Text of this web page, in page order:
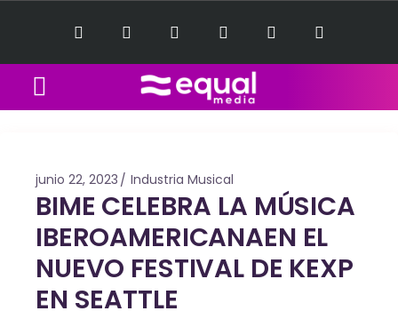
junio 22, 2023 Industria Musical
BIME CELEBRA LA MÚSICA
IBEROAMERICANAEN EL
NUEVO FESTIVAL DE KEXP
EN SEATTLE